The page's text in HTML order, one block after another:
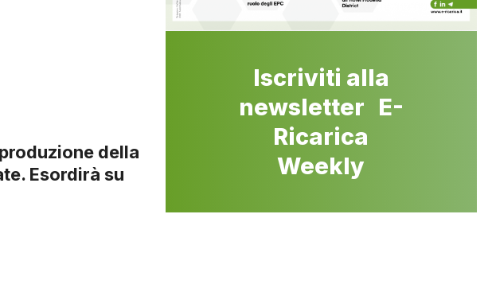
della
Esordirà su
Iscriviti alla
newsletter E-
Ricarica
Weekly